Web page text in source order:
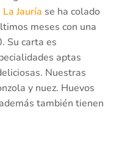
La Jauría se ha colado
meses con una
Su carta es
aptas
Nuestras
y nuez. Huevos
también tienen